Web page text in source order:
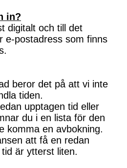
in?
digitalt och till det
e-postadress som finns
beror det på att vi inte
tiden.
upptagen tid eller
du i en lista för den
komma en avbokning.
att få en redan
är ytterst liten.